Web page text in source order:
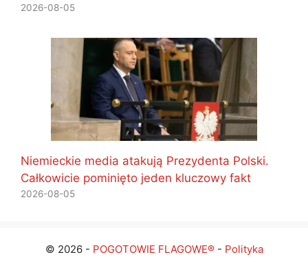
2026-08-05
Niemieckie media atakują Prezydenta Polski.
Całkowicie pominięto jeden kluczowy fakt
2026-08-05
© 2026 - POGOTOWIE FLAGOWE®- Polityka